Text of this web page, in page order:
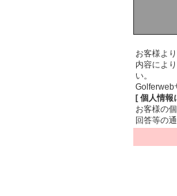
お客様よ
内容によ
い。
Golferweb
[ 個人情報
お客様の
回答等の